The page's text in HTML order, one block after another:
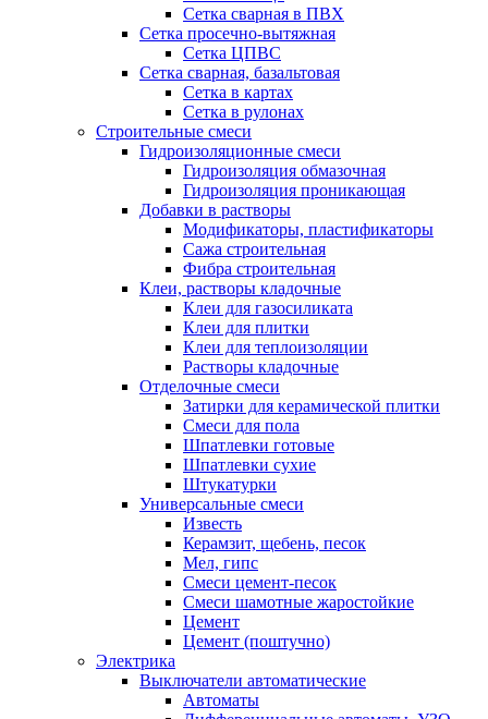
Сетка сварная в ПВХ
Сетка просечно-вытяжная
Сетка ЦПВС
Сетка сварная, базальтовая
Сетка в картах
Сетка в рулонах
Строительные смеси
Гидроизоляционные смеси
Гидроизоляция обмазочная
Гидроизоляция проникающая
Добавки в растворы
Модификаторы, пластификаторы
Сажа строительная
Фибра строительная
Клеи, растворы кладочные
Клеи для газосиликата
Клеи для плитки
Клеи для теплоизоляции
Растворы кладочные
Отделочные смеси
Затирки для керамической плитки
Смеси для пола
Шпатлевки готовые
Шпатлевки сухие
Штукатурки
Универсальные смеси
Известь
Керамзит, щебень, песок
Мел, гипс
Смеси цемент-песок
Смеси шамотные жаростойкие
Цемент
Цемент (поштучно)
Электрика
Выключатели автоматические
Автоматы